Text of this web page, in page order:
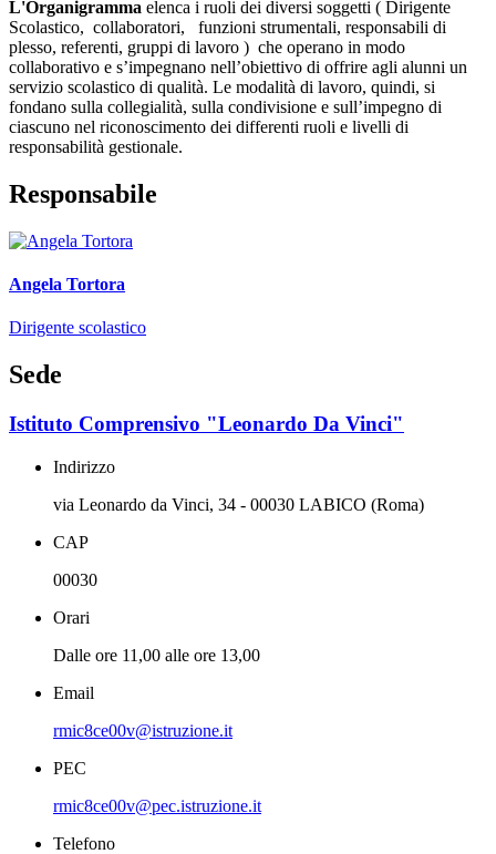
L'Organigramma elenca i ruoli dei diversi soggetti ( Dirigente
Scolastico, collaboratori, funzioni strumentali, responsabili di
plesso, referenti, gruppi di lavoro ) che operano in modo
collaborativo e s’impegnano nell’obiettivo di offrire agli alunni un
servizio scolastico di qualità. Le modalità di lavoro, quindi, si
fondano sulla collegialità, sulla condivisione e sull’impegno di
ciascuno nel riconoscimento dei differenti ruoli e livelli di
responsabilità gestionale.
Responsabile
Angela Tortora
Dirigente scolastico
Sede
Istituto Comprensivo "Leonardo Da Vinci"
Indirizzo
via Leonardo da Vinci, 34 - 00030 LABICO (Roma)
CAP
00030
Orari
Dalle ore 11,00 alle ore 13,00
Email
rmic8ce00v@istruzione.it
PEC
rmic8ce00v@pec.istruzione.it
Telefono